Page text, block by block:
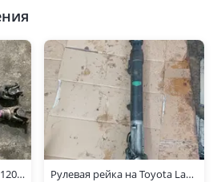
Передний кардан прадо 120 1gr 4.0 Рулевая рейка на Toyota Land Cruiser Prado